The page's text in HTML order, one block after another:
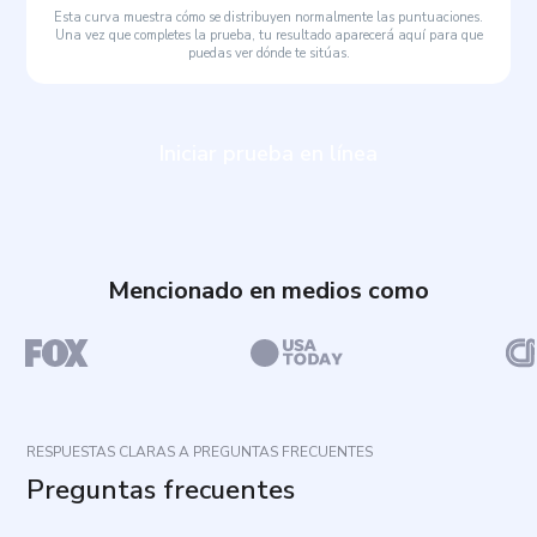
Esta curva muestra cómo se distribuyen normalmente las puntuaciones.
Una vez que completes la prueba, tu resultado aparecerá aquí para que
puedas ver dónde te sitúas.
Mencionado en medios como
RESPUESTAS CLARAS A PREGUNTAS FRECUENTES
Preguntas frecuentes